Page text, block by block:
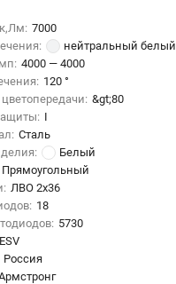
7000
нейтральный белый
4000 — 4000
120 °
&gt;80
I
Сталь
Белый
Прямоугольный
ЛВО 2x36
18
5730
ESV
Россия